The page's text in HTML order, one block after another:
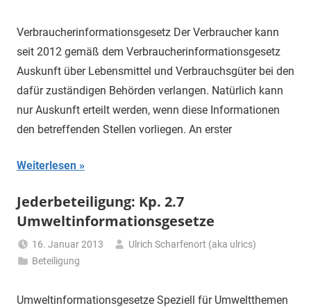
Verbraucherinformationsgesetz Der Verbraucher kann
seit 2012 gemäß dem Verbraucherinformationsgesetz
Auskunft über Lebensmittel und Verbrauchsgüter bei den
dafür zuständigen Behörden verlangen. Natürlich kann
nur Auskunft erteilt werden, wenn diese Informationen
den betreffenden Stellen vorliegen. An erster
Weiterlesen
Jederbeteiligung: Kp. 2.7
Umweltinformationsgesetze
16. Januar 2013
Ulrich Scharfenort (aka ulrics)
Beteiligung
Umweltinformationsgesetze Speziell für Umweltthemen